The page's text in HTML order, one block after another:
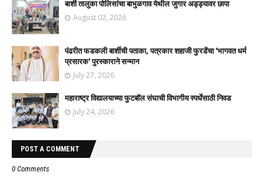
बार्शी तालुका पोलिसांचा बाभुळगाव येथील जुगार अड्ड्यावर छापा
August 02, 2026
पंढरीत फडकली बार्शीची पताका, पत्रकार शहाजी फुरडेंचा 'भागवत धर्म
प्रसारक' पुरस्काराने सन्मान
July 27, 2026
महाराष्ट्र विद्यालयाच्या फुटबॉल संघाची विभागीय स्पर्धेसाठी निवड
July 24, 2026
POST A COMMENT
0 Comments